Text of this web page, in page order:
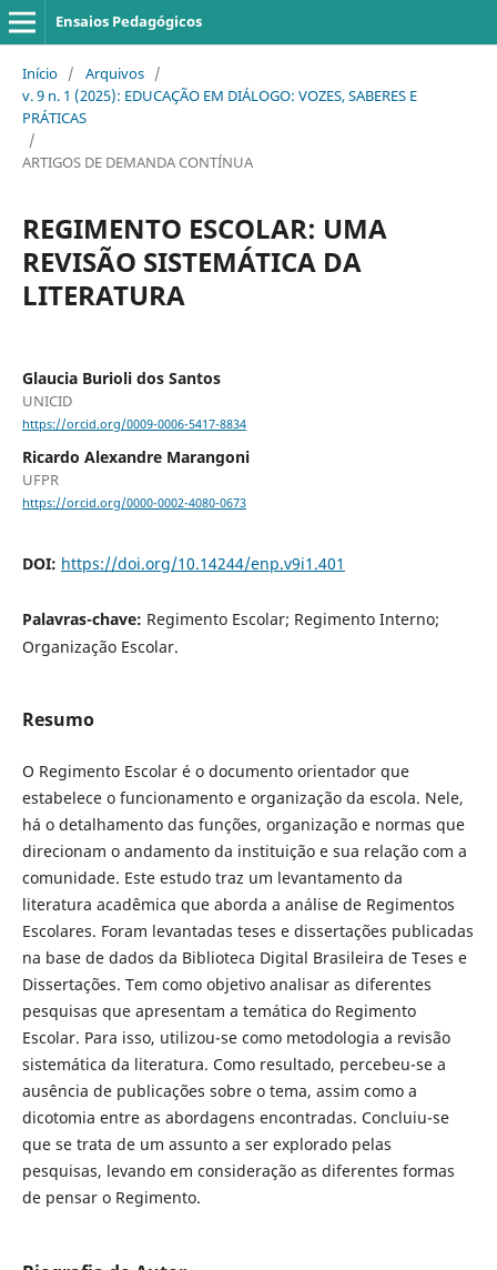
Ensaios Pedagógicos
Início / Arquivos /
v. 9 n. 1 (2025): EDUCAÇÃO EM DIÁLOGO: VOZES, SABERES E
PRÁTICAS
/
ARTIGOS DE DEMANDA CONTÍNUA
REGIMENTO ESCOLAR: UMA
REVISÃO SISTEMÁTICA DA
LITERATURA
Glaucia Burioli dos Santos
UNICID
https://orcid.org/0009-0006-5417-8834
Ricardo Alexandre Marangoni
UFPR
https://orcid.org/0000-0002-4080-0673
DOI: https://doi.org/10.14244/enp.v9i1.401
Palavras-chave: Regimento Escolar; Regimento Interno;
Organização Escolar.
Resumo
O Regimento Escolar é o documento orientador que
estabelece o funcionamento e organização da escola. Nele,
há o detalhamento das funções, organização e normas que
direcionam o andamento da instituição e sua relação com a
comunidade. Este estudo traz um levantamento da
literatura acadêmica que aborda a análise de Regimentos
Escolares. Foram levantadas teses e dissertações publicadas
na base de dados da Biblioteca Digital Brasileira de Teses e
Dissertações. Tem como objetivo analisar as diferentes
pesquisas que apresentam a temática do Regimento
Escolar. Para isso, utilizou-se como metodologia a revisão
sistemática da literatura. Como resultado, percebeu-se a
ausência de publicações sobre o tema, assim como a
dicotomia entre as abordagens encontradas. Concluiu-se
que se trata de um assunto a ser explorado pelas
pesquisas, levando em consideração as diferentes formas
de pensar o Regimento.